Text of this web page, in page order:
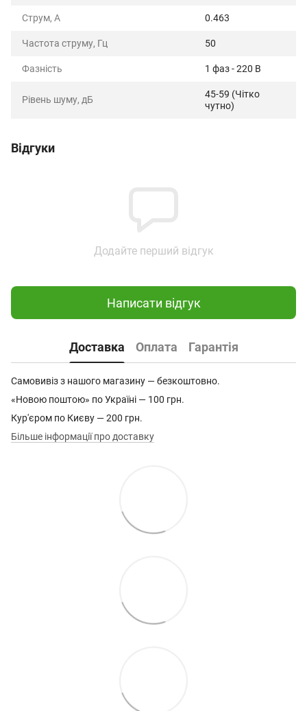
Струм, А 0.463
Частота струму, Гц 50
Фазність 1 фаз - 220 В
Рівень шуму, дБ
45-59 (Чітко
чутно)
Відгуки
Додайте перший відгук
Написати відгук
Доставка Оплата Гарантія
Самовивіз з нашого магазину — безкоштовно.
«Новою поштою» по Україні — 100 грн.
Кур'єром по Києву — 200 грн.
Більше інформації про доставку